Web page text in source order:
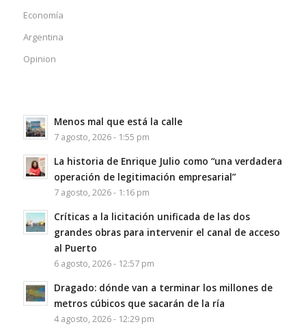
Economía
Argentina
Opinion
Menos mal que está la calle
7 agosto, 2026 - 1:55 pm
La historia de Enrique Julio como “una verdadera
operación de legitimación empresarial”
7 agosto, 2026 - 1:16 pm
Críticas a la licitación unificada de las dos
grandes obras para intervenir el canal de acceso
al Puerto
6 agosto, 2026 - 12:57 pm
Dragado: dónde van a terminar los millones de
metros cúbicos que sacarán de la ría
4 agosto, 2026 - 12:29 pm